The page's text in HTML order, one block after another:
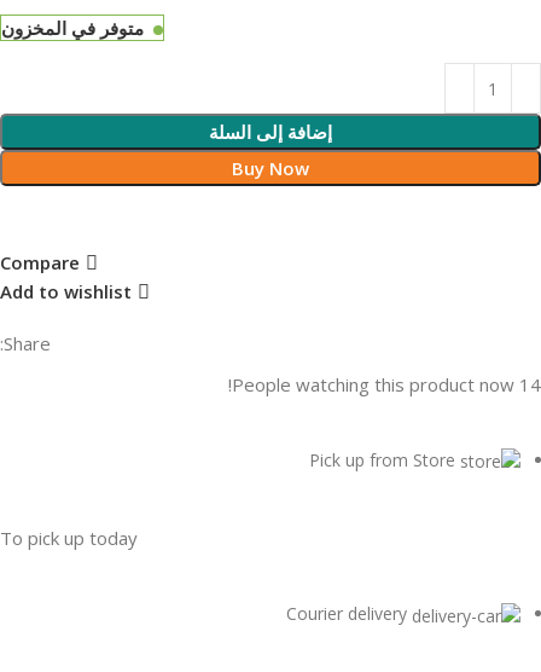
متوفر في المخزون
إضافة إلى السلة
Buy Now
Compare
Add to wishlist
Share:
14
People watching this product now!
Pick up from Store
To pick up today
Courier delivery